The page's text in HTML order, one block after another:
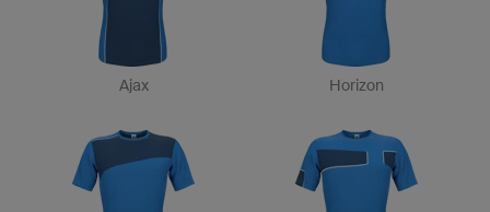
Ajax Horizon